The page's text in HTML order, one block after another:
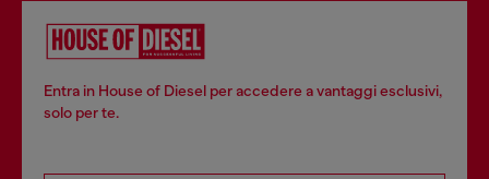
Entra in House of Diesel per accedere a vantaggi esclusivi,
solo per te.